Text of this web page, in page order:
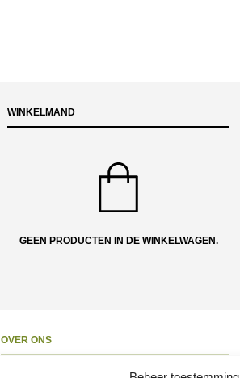
WINKELMAND
GEEN PRODUCTEN IN DE WINKELWAGEN.
OVER ONS